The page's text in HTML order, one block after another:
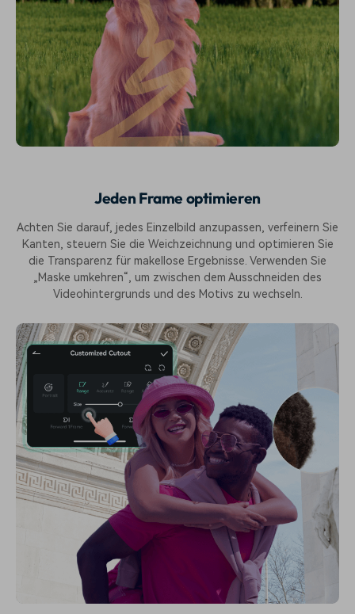
Jeden Frame optimieren
Achten Sie darauf, jedes Einzelbild anzupassen, verfeinern Sie
Kanten, steuern Sie die Weichzeichnung und optimieren Sie
die Transparenz für makellose Ergebnisse. Verwenden Sie
„Maske umkehren“, um zwischen dem Ausschneiden des
Videohintergrunds und des Motivs zu wechseln.